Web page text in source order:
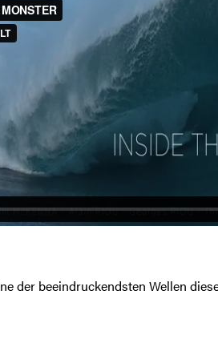
der beeindruckendsten Wellen